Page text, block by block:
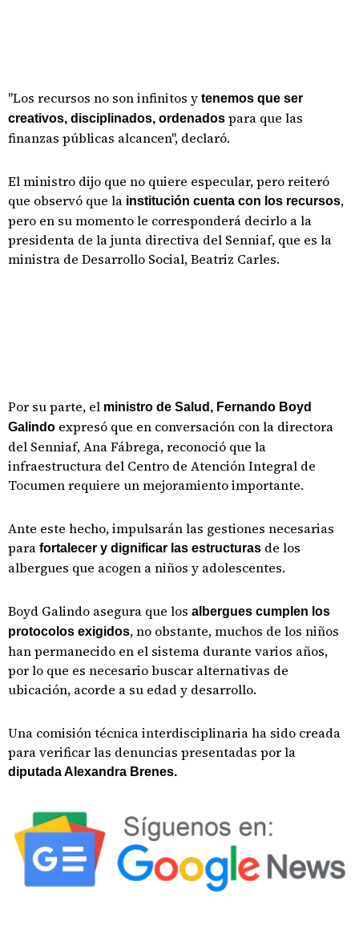
"Los recursos no son infinitos y tenemos que ser
creativos, disciplinados, ordenados para que las
finanzas públicas alcancen", declaró.
El ministro dijo que no quiere especular, pero reiteró
que observó que la institución cuenta con los recursos,
pero en su momento le corresponderá decirlo a la
presidenta de la junta directiva del Senniaf, que es la
ministra de Desarrollo Social, Beatriz Carles.
Por su parte, el ministro de Salud, Fernando Boyd
Galindo expresó que en conversación con la directora
del Senniaf, Ana Fábrega, reconoció que la
infraestructura del Centro de Atención Integral de
Tocumen requiere un mejoramiento importante.
Ante este hecho, impulsarán las gestiones necesarias
para fortalecer y dignificar las estructuras de los
albergues que acogen a niños y adolescentes.
Boyd Galindo asegura que los albergues cumplen los
protocolos exigidos, no obstante, muchos de los niños
han permanecido en el sistema durante varios años,
por lo que es necesario buscar alternativas de
ubicación, acorde a su edad y desarrollo.
Una comisión técnica interdisciplinaria ha sido creada
para verificar las denuncias presentadas por la
diputada Alexandra Brenes.